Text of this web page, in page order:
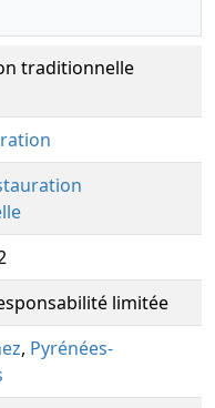
traditionnelle
limitée
, Pyrénées-